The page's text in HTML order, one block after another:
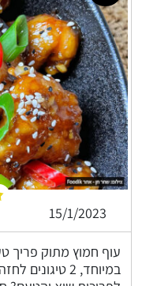
15/1/2023
במיוחד, 2